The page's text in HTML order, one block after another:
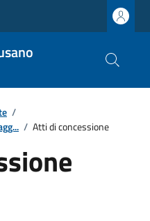
/
/ Atti di concessione